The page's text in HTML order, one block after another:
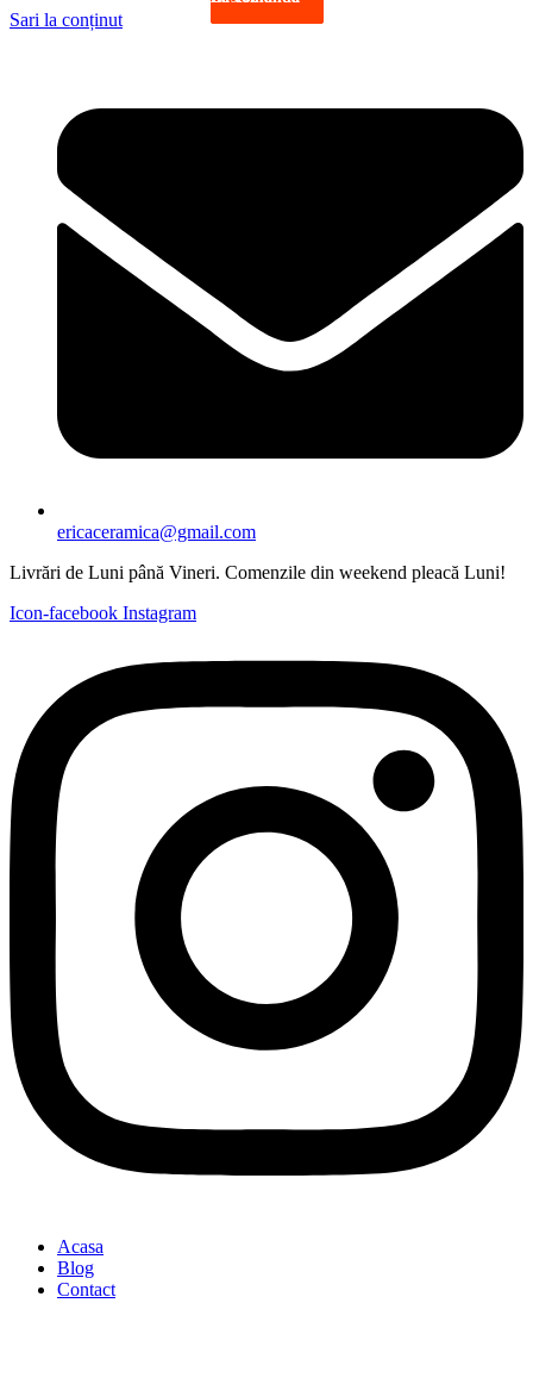
Sari la conținut
ericaceramica@gmail.com
Livrări de Luni până Vineri. Comenzile din weekend pleacă Luni!
Icon-facebook Instagram
Acasa
Blog
Contact